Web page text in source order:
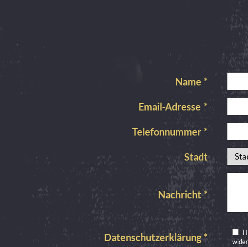
Name *
Email-Adresse *
Telefonnummer *
Stadt
Nachricht *
Datenschutzerklärung *